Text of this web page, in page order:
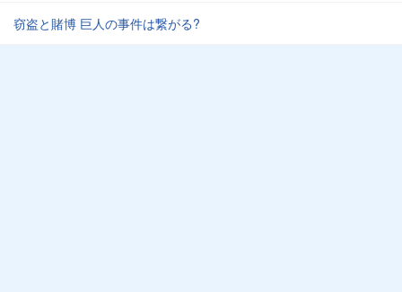
窃盗と賭博 巨人の事件は繋がる?